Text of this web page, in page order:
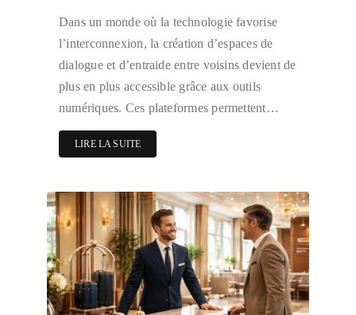
Dans un monde où la technologie favorise
l’interconnexion, la création d’espaces de
dialogue et d’entraide entre voisins devient de
plus en plus accessible grâce aux outils
numériques. Ces plateformes permettent…
LIRE LA SUITE